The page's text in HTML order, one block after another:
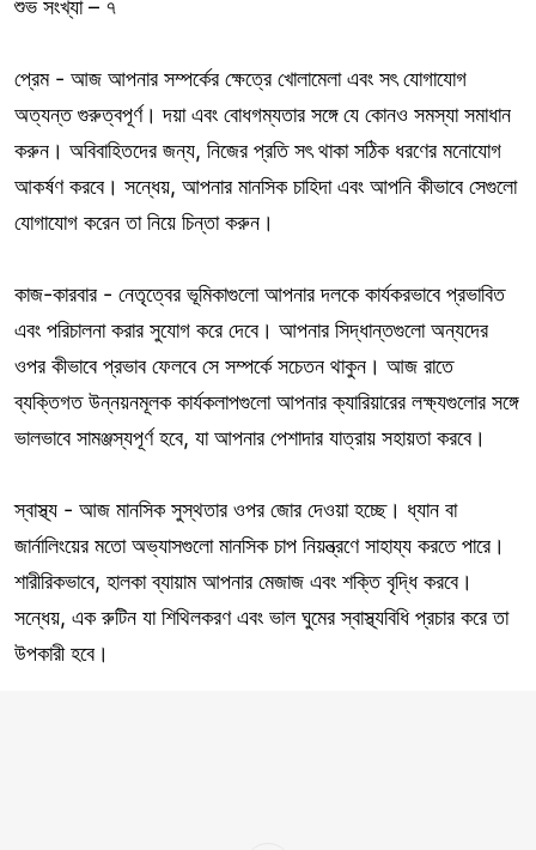
শুভ সংখ্যা – ৭
প্রেম - আজ আপনার সম্পর্কের ক্ষেত্রে খোলামেলা এবং সৎ যোগাযোগ
অত্যন্ত গুরুত্বপূর্ণ। দয়া এবং বোধগম্যতার সঙ্গে যে কোনও সমস্যা সমাধান
করুন। অবিবাহিতদের জন্য, নিজের প্রতি সৎ থাকা সঠিক ধরণের মনোযোগ
আকর্ষণ করবে। সন্ধেয়, আপনার মানসিক চাহিদা এবং আপনি কীভাবে সেগুলো
যোগাযোগ করেন তা নিয়ে চিন্তা করুন।
কাজ-কারবার - নেতৃত্বের ভূমিকাগুলো আপনার দলকে কার্যকরভাবে প্রভাবিত
এবং পরিচালনা করার সুযোগ করে দেবে। আপনার সিদ্ধান্তগুলো অন্যদের
ওপর কীভাবে প্রভাব ফেলবে সে সম্পর্কে সচেতন থাকুন। আজ রাতে
ব্যক্তিগত উন্নয়নমূলক কার্যকলাপগুলো আপনার ক্যারিয়ারের লক্ষ্যগুলোর সঙ্গে
ভালভাবে সামঞ্জস্যপূর্ণ হবে, যা আপনার পেশাদার যাত্রায় সহায়তা করবে।
স্বাস্থ্য - আজ মানসিক সুস্থতার ওপর জোর দেওয়া হচ্ছে। ধ্যান বা
জার্নালিংয়ের মতো অভ্যাসগুলো মানসিক চাপ নিয়ন্ত্রণে সাহায্য করতে পারে।
শারীরিকভাবে, হালকা ব্যায়াম আপনার মেজাজ এবং শক্তি বৃদ্ধি করবে।
সন্ধেয়, এক রুটিন যা শিথিলকরণ এবং ভাল ঘুমের স্বাস্থ্যবিধি প্রচার করে তা
উপকারী হবে।